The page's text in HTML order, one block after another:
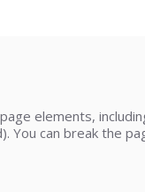
elements,
can break the